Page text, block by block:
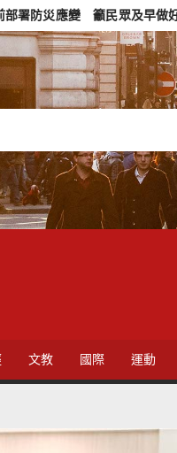
民眾及早做好防颱準備
文教 國際 運動